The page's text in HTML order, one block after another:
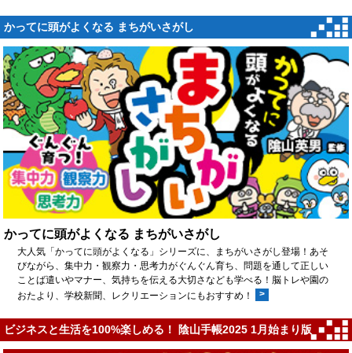
かってに頭がよくなる まちがいさがし
かってに頭がよくなる まちがいさがし
大人気「かってに頭がよくなる」シリーズに、まちがいさがし登場！あそ
びながら、集中力・観察力・思考力がぐんぐん育ち、問題を通して正しい
ことば遣いやマナー、気持ちを伝える大切さなども学べる！脳トレや園の
おたより、学校新聞、レクリエーションにもおすすめ！
>
ビジネスと生活を100%楽しめる！ 陰山手帳2025 1月始まり版